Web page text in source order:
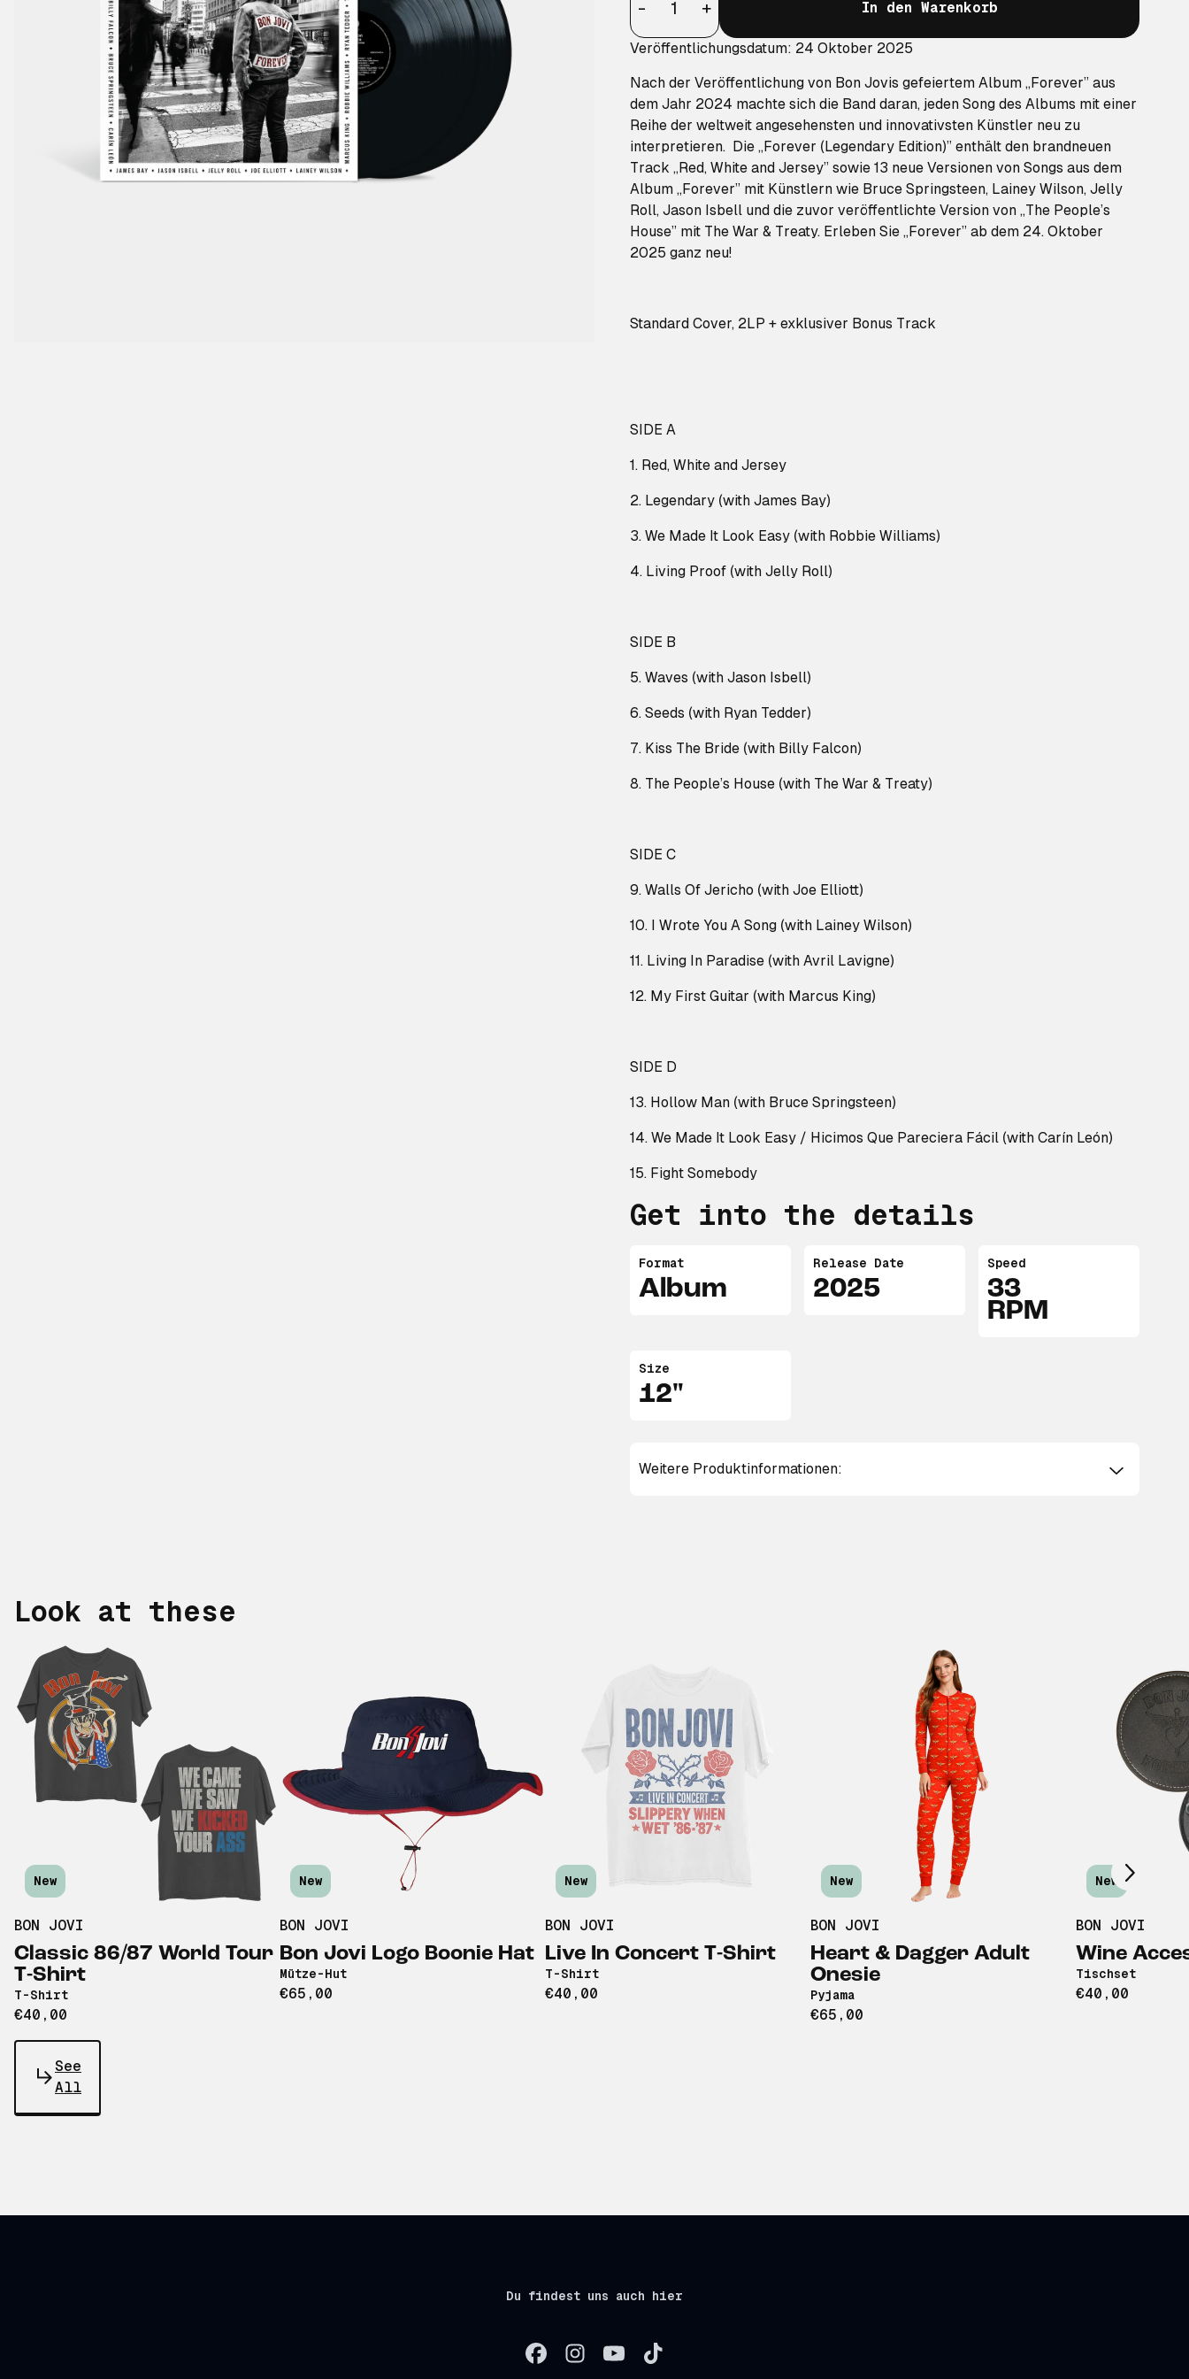
-
+ In den Warenkorb
Veröffentlichungsdatum: 24 Oktober 2025
Nach der Veröffentlichung von Bon Jovis gefeiertem Album „Forever” aus
dem Jahr 2024 machte sich die Band daran, jeden Song des Albums mit einer
Reihe der weltweit angesehensten und innovativsten Künstler neu zu
interpretieren. Die „Forever (Legendary Edition)” enthält den brandneuen
Track „Red, White and Jersey” sowie 13 neue Versionen von Songs aus dem
Album „Forever” mit Künstlern wie Bruce Springsteen, Lainey Wilson, Jelly
Roll, Jason Isbell und die zuvor veröffentlichte Version von „The People’s
House” mit The War & Treaty. Erleben Sie „Forever” ab dem 24. Oktober
2025 ganz neu!
Standard Cover, 2LP + exklusiver Bonus Track
SIDE A
1. Red, White and Jersey
2. Legendary (with James Bay)
3. We Made It Look Easy (with Robbie Williams)
4. Living Proof (with Jelly Roll)
SIDE B
5. Waves (with Jason Isbell)
6. Seeds (with Ryan Tedder)
7. Kiss The Bride (with Billy Falcon)
8. The People’s House (with The War & Treaty)
SIDE C
9. Walls Of Jericho (with Joe Elliott)
10. I Wrote You A Song (with Lainey Wilson)
11. Living In Paradise (with Avril Lavigne)
12. My First Guitar (with Marcus King)
SIDE D
13. Hollow Man (with Bruce Springsteen)
14. We Made It Look Easy / Hicimos Que Pareciera Fácil (with Carín León)
15. Fight Somebody
Get into the details
Format
Album
Release Date
2025
Speed
33
RPM
Size
12"
Weitere Produktinformationen:
Look at these
New
BON JOVI
Classic 86/87 World Tour
T-Shirt
T-Shirt
€40,00
New
BON JOVI
Bon Jovi Logo Boonie Hat
Mütze-Hut
€65,00
New
BON JOVI
Live In Concert T-Shirt
T-Shirt
€40,00
New
BON JOVI
Heart & Dagger Adult
Onesie
Pyjama
€65,00
New
BON JOVI
Wine
Tischset
€40,00
See
All
Du findest uns auch hier